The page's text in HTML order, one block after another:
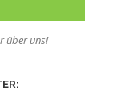
über uns!